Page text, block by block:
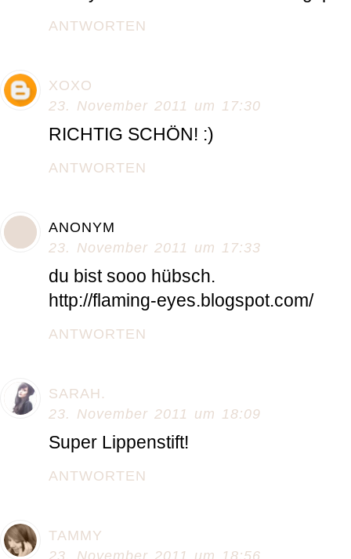
ANTWORTEN
XOXO
23. November 2011 um 17:30
RICHTIG SCHÖN! :)
ANTWORTEN
ANONYM
23. November 2011 um 17:33
du bist sooo hübsch.
http://flaming-eyes.blogspot.com/
ANTWORTEN
SARAH.
23. November 2011 um 18:09
Super Lippenstift!
ANTWORTEN
TAMMY
23. November 2011 um 18:56